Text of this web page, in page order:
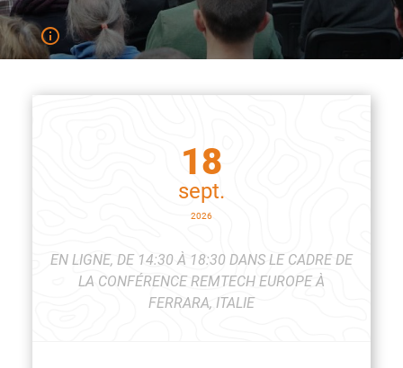
18
sept.
2026
EN LIGNE, DE 14:30 À 18:30 DANS LE CADRE DE
LA CONFÉRENCE REMTECH EUROPE À
FERRARA, ITALIE